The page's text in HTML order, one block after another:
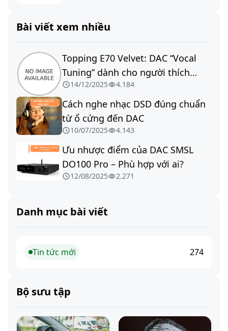
Bài viết xem nhiều
Topping E70 Velvet: DAC “Vocal
Tuning” dành cho người thích
giọng dày, ngọt & mượt – Có hợp
với hệ thống của bạn không?
14/12/2025 4.184
Cách nghe nhạc DSD đúng chuẩn
từ ổ cứng đến DAC
10/07/2025 4.143
Ưu nhược điểm của DAC SMSL
DO100 Pro – Phù hợp với ai?
12/08/2025 2.271
Danh mục bài viết
Tin tức mới 274
Bộ sưu tập